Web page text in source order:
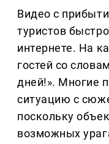
Видео с
туристов
интернете. На
гостей со
дней!». Многие
ситуацию с
поскольку
возможных